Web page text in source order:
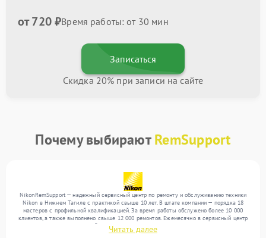
от 720 ₽Время работы: от 30 мин
Записаться
Скидка 20% при записи на сайте
Почему выбираютRemSupport
NikonRemSupport — надежный сервисный центр по ремонту и обслуживанию техники
Nikon в Нижнем Тагиле с практикой свыше 10 лет. В штате компании — порядка 18
мастеров с профильной квалификацией. За время работы обслужено более 10 000
клиентов, а также выполнено свыше 12 000 ремонтов. Ежемесячно в сервисный центр
поступает от 300 устройств, включая , , . Мы работаем с широким спектром
неисправностей и предлагаем стабильный уровень сервиса благодаря отлаженным
Читать далее